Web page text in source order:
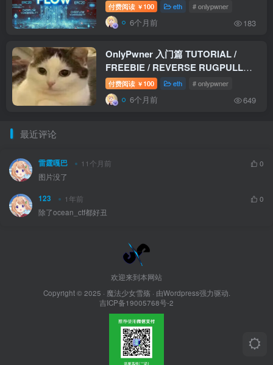
付费阅读 ￥ 100 eth # onlypwner
6个月前 183
OnlyPwner 入门篇 TUTORIAL /
FREEBIE / REVERSE RUGPULL
WriteUp
付费阅读 ￥ 100 eth # onlypwner
6个月前 649
最近评论
雷霆嘎巴 11个月前
0
图片没了
123 1年前
0
除了ocean_ctf都好丑
欢迎来到本网站
Copyright © 2025 · 魔法少女雪殇· 由Wordpress强力驱动.
吉ICP备19005768号-2